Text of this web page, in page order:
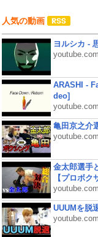
人気の動画
ヨルシカ -
youtube.com
ARASHI -
deo]
youtube.com
亀田京之介
youtube.com
金太郎選手
【プロボク
youtube.com
UUUMを脱
youtube.com